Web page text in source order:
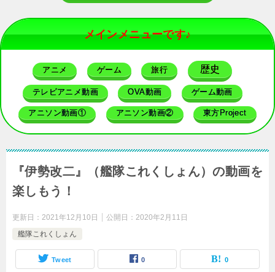
メインメニューです♪
アニメ ゲーム 旅行 歴史
テレビアニメ動画 OVA動画 ゲーム動画
アニソン動画① アニソン動画② 東方Project
『伊勢改二』（艦隊これくしょん）の動画を
楽しもう！
更新日： 2021年12月10日 公開日： 2020年2月11日
艦隊これくしょん
Tweet 0 0